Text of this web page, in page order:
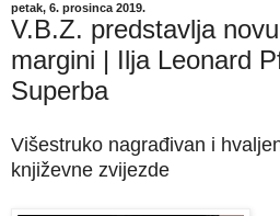
petak, 6. prosinca 2019.
V.B.Z. predstavlja
margini | Ilja Leonard
Superba
Višestruko nagrađivan i
književne zvijezde